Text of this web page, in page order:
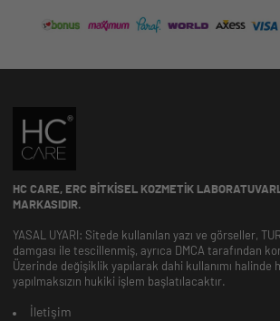
HC CARE, ERC BITKISEL KOZMETIK
MARKASIDIR.
YASAL UYARI: Sitede kullanılan yazı ve görseller,
damgası ile tescillenmiş, ayrıca DMCA tarafından
Üzerinde değişiklik yapılarak dahi kullanımı halinde
yapılmaksızın hukiki işlem başlatılacaktır.
İletişim